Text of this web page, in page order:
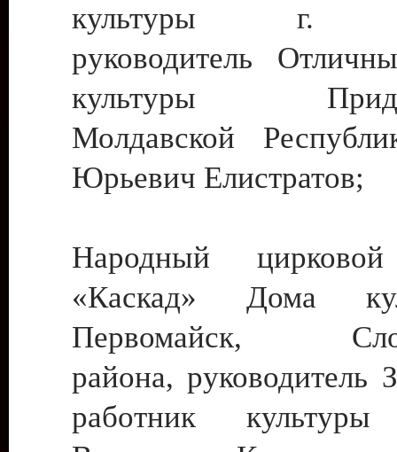
культуры г.
руководитель
культуры
Молдавской
Юрьевич Елистратов;
Народный цирковой
«Каскад» Дома
Первомайск,
района, руководитель
работник культуры